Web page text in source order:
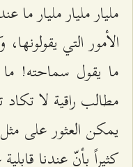
مليار مليار مليار
الأمور التي
ما يقول سماحته!
مطالب راقية لا
يمكن العثور على
كثيراً بأنّ عندنا